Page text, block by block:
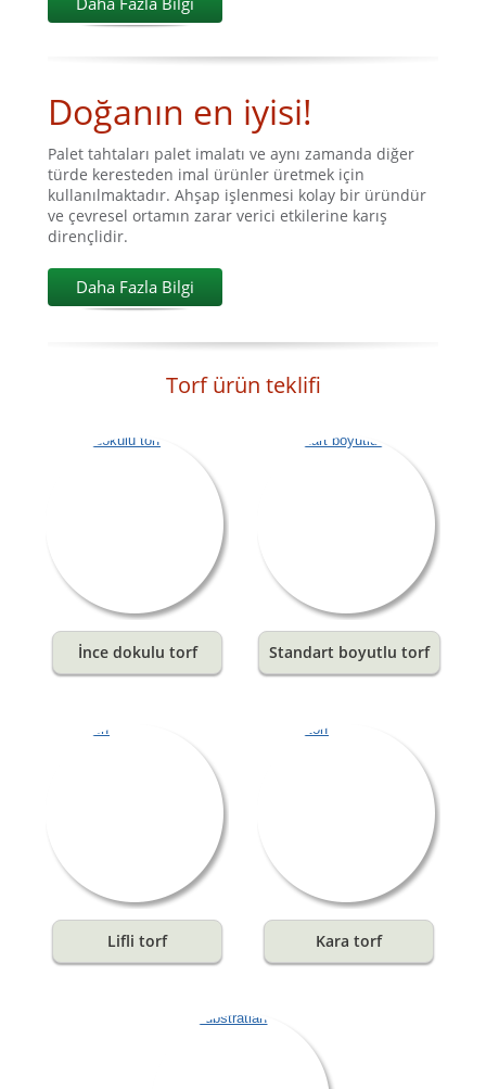
Doğanın en iyisi!
Palet tahtaları palet imalatı ve aynı zamanda diğer
türde keresteden imal ürünler üretmek için
kullanılmaktadır. Ahşap işlenmesi kolay bir üründür
ve çevresel ortamın zarar verici etkilerine karış
dirençlidir.
Daha Fazla Bilgi
Torf ürün teklifi
İnce dokulu torf Standart boyutlu torf
Lifli torf Kara torf